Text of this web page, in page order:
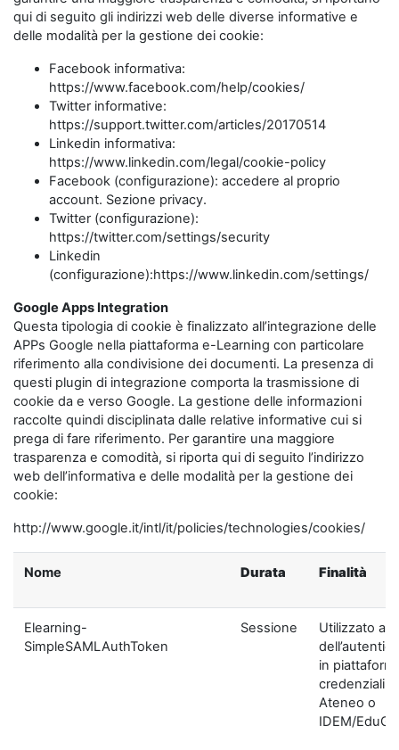
qui di seguito gli indirizzi web delle diverse informative e
delle modalità per la gestione dei cookie:
Facebook informativa:
https://www.facebook.com/help/cookies/
Twitter informative:
https://support.twitter.com/articles/20170514
Linkedin informativa:
https://www.linkedin.com/legal/cookie-policy
Facebook (configurazione): accedere al proprio
account. Sezione privacy.
Twitter (configurazione):
https://twitter.com/settings/security
Linkedin
(configurazione):https://www.linkedin.com/settings/
Google Apps Integration
Questa tipologia di cookie è finalizzato all’integrazione delle
APPs Google nella piattaforma e-Learning con particolare
riferimento alla condivisione dei documenti. La presenza di
questi plugin di integrazione comporta la trasmissione di
cookie da e verso Google. La gestione delle informazioni
raccolte quindi disciplinata dalle relative informative cui si
prega di fare riferimento. Per garantire una maggiore
trasparenza e comodità, si riporta qui di seguito l’indirizzo
web dell’informativa e delle modalità per la gestione dei
cookie:
http://www.google.it/intl/it/policies/technologies/cookies/
Nome Durata Finalità
Elearning-
SimpleSAMLAuthToken
Sessione
Utilizzato ai
in
credenziali di
Ateneo o
IDEM/